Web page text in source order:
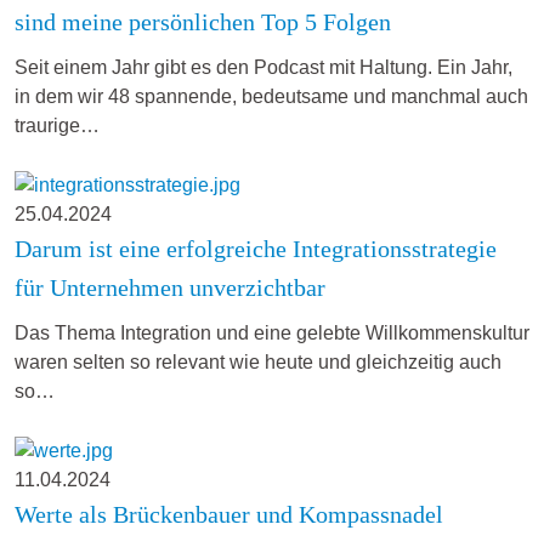
sind meine persönlichen Top 5 Folgen
Seit einem Jahr gibt es den Podcast mit Haltung. Ein Jahr,
in dem wir 48 spannende, bedeutsame und manchmal auch
traurige…
25.04.2024
Darum ist eine erfolgreiche Integrationsstrategie
für Unternehmen unverzichtbar
Das Thema Integration und eine gelebte Willkommenskultur
waren selten so relevant wie heute und gleichzeitig auch
so…
11.04.2024
Werte als Brückenbauer und Kompassnadel